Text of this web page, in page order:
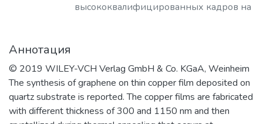
высококвалифицированных кадров на
инженерно-физической
биомедицины. Занятие лидерских
позиций в биомедицинских
технологиях XXI века и внедрение их в
образовательный процесс, что отвечает
Аннотация
© 2019 WILEY-VCH Verlag GmbH & Co. KGaA, Weinheim
The synthesis of graphene on thin copper film deposited on
quartz substrate is reported. The copper films are fabricated
with different thickness of 300 and 1150 nm and then